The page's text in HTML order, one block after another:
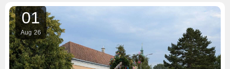
01
Aug 26